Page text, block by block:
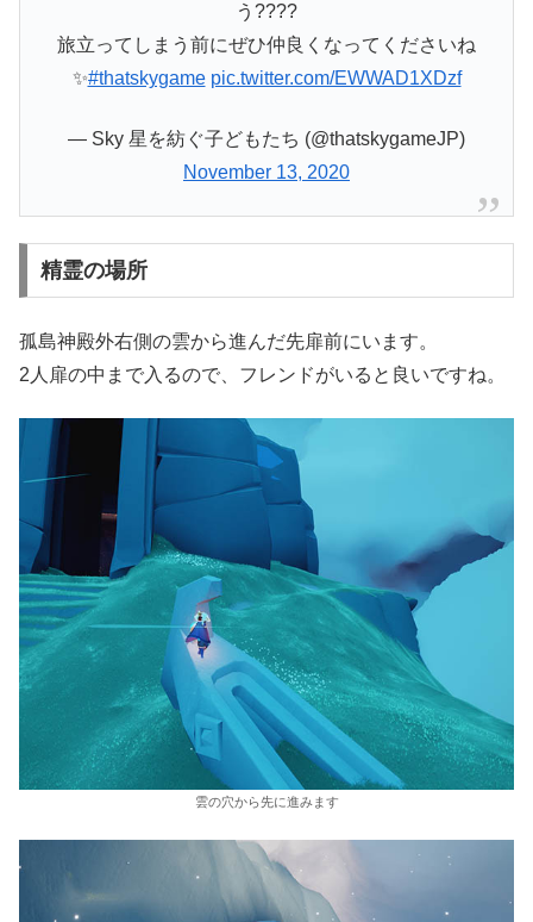
う????
旅立ってしまう前にぜひ仲良くなってくださいね
✨#thatskygame pic.twitter.com/EWWAD1XDzf
— Sky 星を紡ぐ子どもたち (@thatskygameJP)
November 13, 2020
精霊の場所
孤島神殿外右側の雲から進んだ先扉前にいます。
2人扉の中まで入るので、フレンドがいると良いですね。
雲の穴から先に進みます